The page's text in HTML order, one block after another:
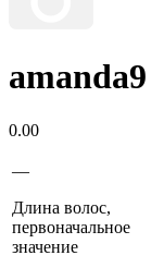
amanda9
0.00
—
Длина волос,
первоначальное
значение